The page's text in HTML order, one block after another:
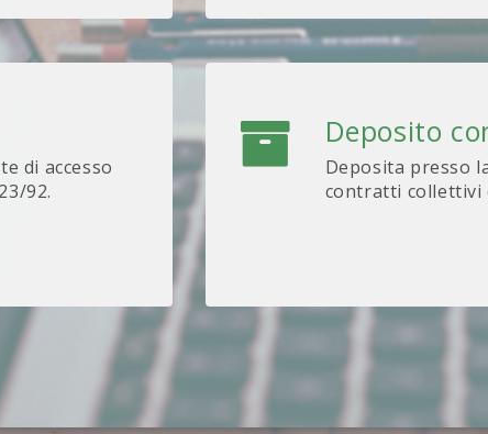
di accesso
92.
Deposito
Deposita presso
contratti collettivi